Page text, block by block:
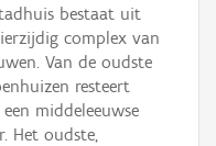
bestaat uit
complex van
Van de oudste
resteert
middeleeuwse
Het oudste,